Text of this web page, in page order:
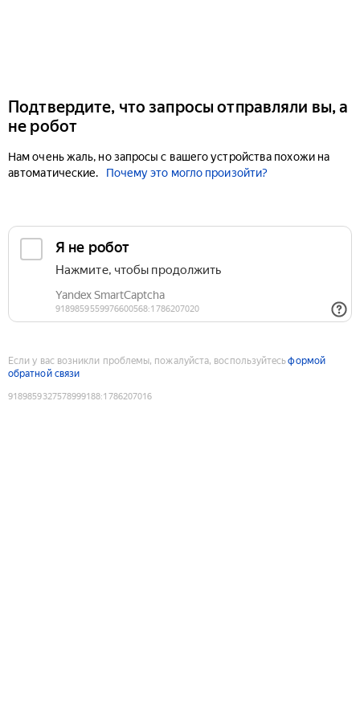
Подтвердите, что запросы отправляли вы, а
не робот
Нам очень жаль, но запросы с вашего устройства похожи на
автоматические.
Почему это могло произойти?
Если у вас возникли проблемы, пожалуйста, воспользуйтесьформой
обратной связи
9189859327578999188:1786207016